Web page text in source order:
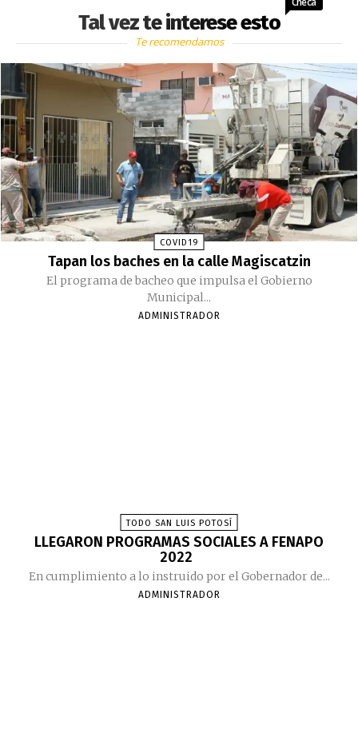
Tal vez te interese esto
Te recomendamos
COVID19
Tapan los baches en la calle Magiscatzin
El programa de bacheo que impulsa el Gobierno
Municipal...
ADMINISTRADOR
TODO SAN LUIS POTOSÍ
LLEGARON PROGRAMAS SOCIALES A FENAPO
2022
En cumplimiento a lo instruido por el Gobernador de...
ADMINISTRADOR